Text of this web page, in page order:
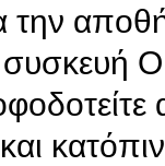
την
συσκευή